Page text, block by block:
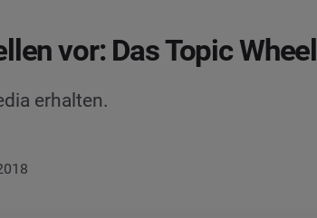
vor: Das Topic Wheel
erhalten.